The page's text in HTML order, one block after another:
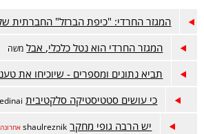
המגזר החרדי: "כיפת הברזל" החברתית
המגזר החרדי הוא נטל כלכלי, אבל משה
תביא נתונים ומספרים - שיוכיחו את
כי עושים סטטיסטיקה סלקטיבית
יש הרבה גופי מחקר shaulreznik אחרונה